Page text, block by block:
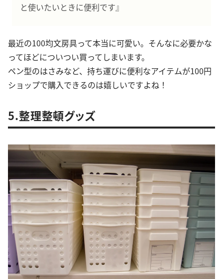
と使いたいときに便利です』
最近の100均文房具って本当に可愛い。そんなに必要かな
ってほどについつい買ってしまいます。
ペン型のはさみなど、持ち運びに便利なアイテムが100円
ショップで購入できるのは嬉しいですよね！
5.整理整頓グッズ